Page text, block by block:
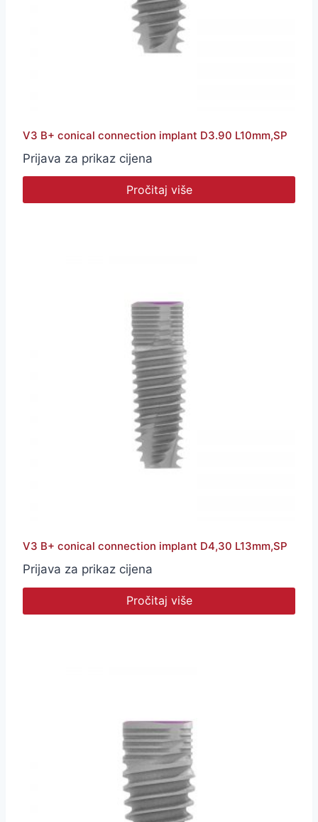
V3 B+ conical connection implant D3.90 L10mm,SP
Prijava za prikaz cijena
Pročitaj više
V3 B+ conical connection implant D4,30 L13mm,SP
Prijava za prikaz cijena
Pročitaj više